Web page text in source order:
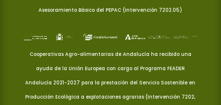
Asesoramiento Básico del PEPAC (Intervención 7202.05)
Cooperativas Agro-alimentarias de Andalucía ha recibido una
ayuda de la Unión Europea con cargo al Programa FEADER
Andalucía 2021-2027 para la prestación del Servicio Sostenible en
Producción Ecológica a explotaciones agrarias (Intervención 7202,